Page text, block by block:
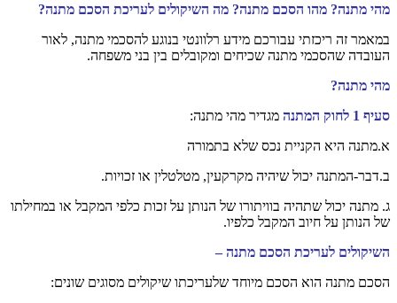
מהי מתנה? מהו הסכם מתנה? מה השיקולים לעריכת הסכם מתנה?
במאמר זה ריכזתי עבורכם מידע רלוונטי בנוגע להסכמי מתנה, לאור
העובדה שהסכמי מתנה שכיחים ומקובלים בין בני משפחה.
מהי מתנה?
סעיף 1 לחוק המתנה
מגדיר מהי מתנה:
א.מתנה היא הקניית נכס שלא בתמורה
ב.דבר-המתנה יכול שיהיה מקרקעין, מטלטלין או זכויות.
ג. מתנה יכול שתהיה בוויתורו של הנותן על זכות כלפי המקבל או במחילתו
של הנותן על חיוב המקבל כלפיו.
השיקולים לעריכת הסכם מתנה –
הסכם מתנה הוא הסכם מיוחד שלעריכתו שיקולים מסוגים שונים: